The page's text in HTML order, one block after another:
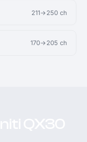
211→250 ch
170→205 ch